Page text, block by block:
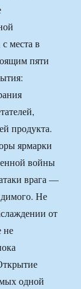
места в
пяти
продукта.
ярмарки
войны
врага —
Не
от
не
одной